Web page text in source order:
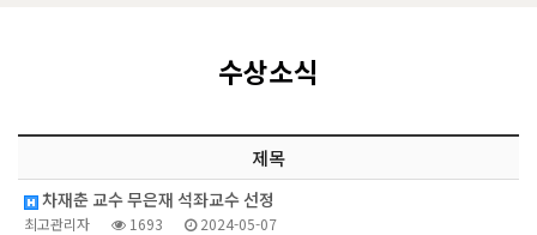
수상소식
제목
차재춘 교수 무은재 석좌교수 선정
최고관리자 1693 2024-05-07